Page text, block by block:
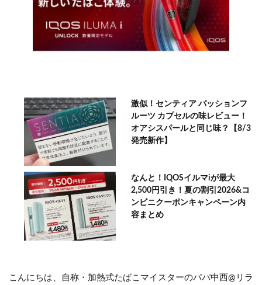
激似！センティア パッションフ
ルーツ カプセルの味レビュー！
オアシスパールと同じ味？【8/3
発売新作】
なんと！IQOSイルマiが最大
2,500円引き！夏の割引2026&コ
ンビニクーポンキャンペーン内
容まとめ
こんにちは、自称・加熱式たばこマイスターのパパ中西@リラ